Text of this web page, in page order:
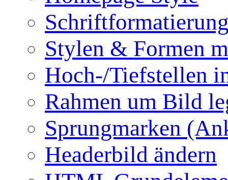
Stylen & Formen
Hoch-/Tiefstellen
Rahmen um Bild
Sprungmarken
Headerbild ändern